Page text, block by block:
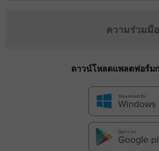
ความร่วมมือ
ดาวน์โหลดแพลตฟอร์ม